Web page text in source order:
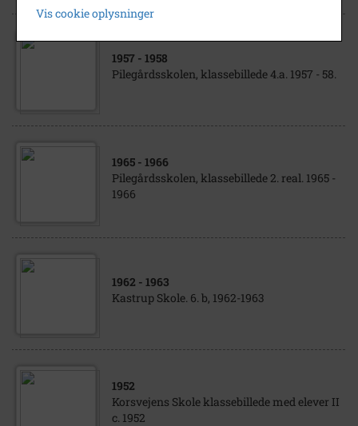
1957 - 1958
Pilegårdsskolen, klassebillede 4.a. 1957 - 58.
1965 - 1966
Pilegårdsskolen, klassebillede 2. real. 1965 -
1966
1962 - 1963
Kastrup Skole. 6. b, 1962-1963
1952
Korsvejens Skole klassebillede med elever II
c. 1952
Vis cookie oplysninger